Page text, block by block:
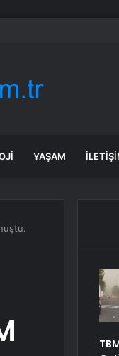
Artıracak Bir Süreçte
YAŞAM